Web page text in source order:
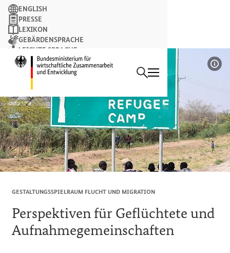
Startseite des
Suchbegriff
Suchen
ENGLISH
PRESSE
LEXIKON
GEBÄRDENSPRACHE
LEICHTE SPRACHE
NEWSLETTER
GESTALTUNGSSPIELRAUM FLUCHT UND MIGRATION
Perspektiven für Geflüchtete und
Aufnahmegemeinschaften